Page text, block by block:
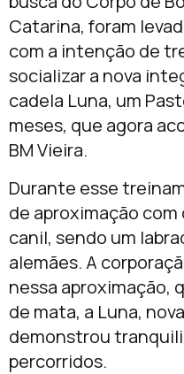
Catarina, foram
com a intenção de
socializar a nova
cadela Luna, um
meses, que agora
BM Vieira.
Durante esse
de aproximação
canil, sendo um
alemães. A
nessa aproximação,
de mata, a Luna,
demonstrou
percorridos.